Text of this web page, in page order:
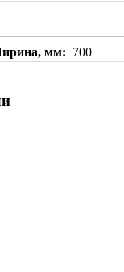
мм
700